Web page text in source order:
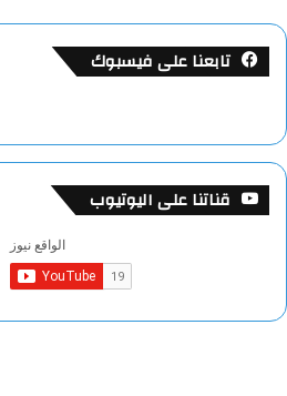
تابعنا على فيسبوك
قناتنا على اليوتيوب